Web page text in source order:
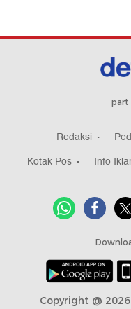
Redaksi
Kotak Pos
Info
Copyright @